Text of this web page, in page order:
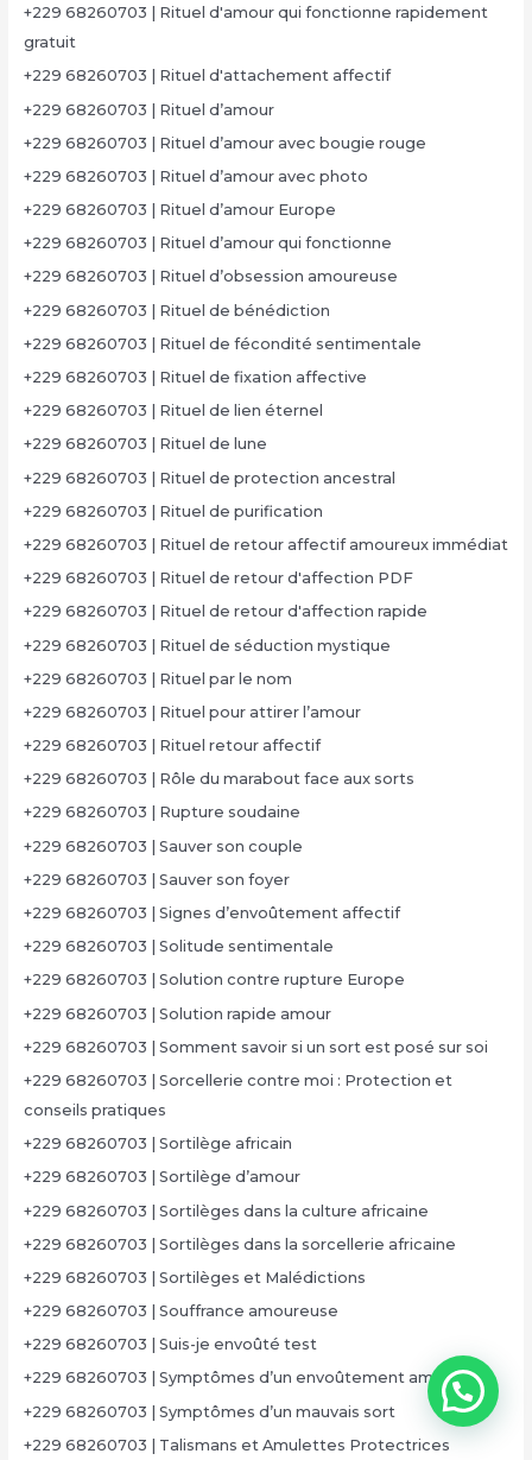
+229 68260703 | Rituel d'amour qui fonctionne rapidement
gratuit
+229 68260703 | Rituel d'attachement affectif
+229 68260703 | Rituel d’amour
+229 68260703 | Rituel d’amour avec bougie rouge
+229 68260703 | Rituel d’amour avec photo
+229 68260703 | Rituel d’amour Europe
+229 68260703 | Rituel d’amour qui fonctionne
+229 68260703 | Rituel d’obsession amoureuse
+229 68260703 | Rituel de bénédiction
+229 68260703 | Rituel de fécondité sentimentale
+229 68260703 | Rituel de fixation affective
+229 68260703 | Rituel de lien éternel
+229 68260703 | Rituel de lune
+229 68260703 | Rituel de protection ancestral
+229 68260703 | Rituel de purification
+229 68260703 | Rituel de retour affectif amoureux immédiat
+229 68260703 | Rituel de retour d'affection PDF
+229 68260703 | Rituel de retour d'affection rapide
+229 68260703 | Rituel de séduction mystique
+229 68260703 | Rituel par le nom
+229 68260703 | Rituel pour attirer l’amour
+229 68260703 | Rituel retour affectif
+229 68260703 | Rôle du marabout face aux sorts
+229 68260703 | Rupture soudaine
+229 68260703 | Sauver son couple
+229 68260703 | Sauver son foyer
+229 68260703 | Signes d’envoûtement affectif
+229 68260703 | Solitude sentimentale
+229 68260703 | Solution contre rupture Europe
+229 68260703 | Solution rapide amour
+229 68260703 | Somment savoir si un sort est posé sur soi
+229 68260703 | Sorcellerie contre moi : Protection et
conseils pratiques
+229 68260703 | Sortilège africain
+229 68260703 | Sortilège d’amour
+229 68260703 | Sortilèges dans la culture africaine
+229 68260703 | Sortilèges dans la sorcellerie africaine
+229 68260703 | Sortilèges et Malédictions
+229 68260703 | Souffrance amoureuse
+229 68260703 | Suis-je envoûté test
+229 68260703 | Symptômes d’un envoûtement amoureux
+229 68260703 | Symptômes d’un mauvais sort
+229 68260703 | Talismans et Amulettes Protectrices